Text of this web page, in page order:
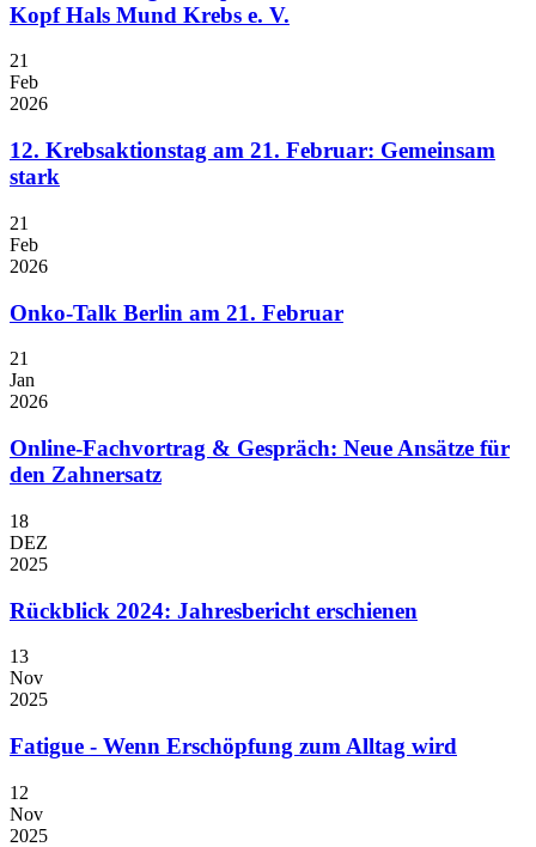
Kopf Hals Mund Krebs e. V.
21
Feb
2026
12. Krebsaktionstag am 21. Februar: Gemeinsam
stark
21
Feb
2026
Onko-Talk Berlin am 21. Februar
21
Jan
2026
Online-Fachvortrag & Gespräch: Neue Ansätze für
den Zahnersatz
18
DEZ
2025
Rückblick 2024: Jahresbericht erschienen
13
Nov
2025
Fatigue - Wenn Erschöpfung zum Alltag wird
12
Nov
2025